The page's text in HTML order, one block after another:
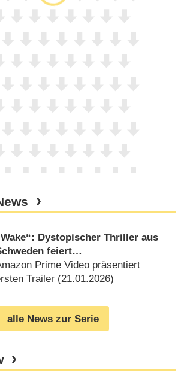
Dystopischer Thriller aus
feiert
Prime Video präsentiert
Trailer (21.01.2026)
alle News zur Serie